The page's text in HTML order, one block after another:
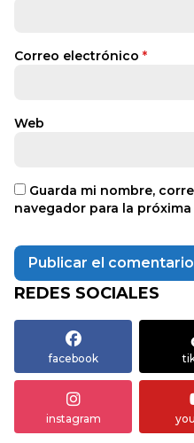
Correo electrónico *
Web
Guarda mi nombre,
navegador para la
REDES SOCIALES
facebook
instagram